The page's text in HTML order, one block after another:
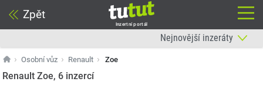
Zpět
Inzertní portál
Osobní vůz Renault Zoe
Renault Zoe, 6 inzercí